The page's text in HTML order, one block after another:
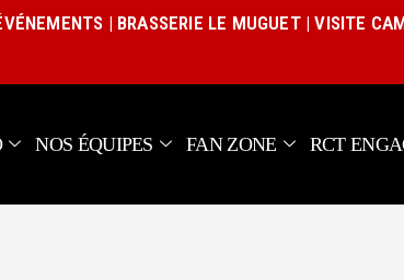
| BRASSERIE LE MUGUET| VISITE
NOS ÉQUIPES FAN ZONE RCT
Actualités
Fan Zone